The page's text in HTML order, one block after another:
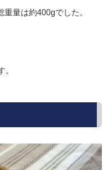
量は約400gでした。
。